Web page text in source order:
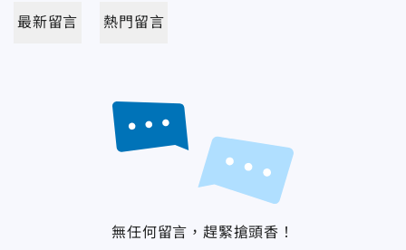
最新留言 熱門留言
無任何留言，趕緊搶頭香！